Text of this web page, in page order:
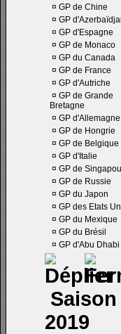
¤ GP de Chine
¤ GP
¤ GP d'Espagne
¤ GP de Monaco
¤ GP du Canada
¤ GP de France
¤ GP d'Autriche
¤ GP de Grande
Bretagne
¤ GP d'Allemagne
¤ GP de Hongrie
¤ GP de Belgique
¤ GP d'Italie
¤ GP de
¤ GP de Russie
¤ GP du Japon
¤ GP des Etats
¤ GP du Mexique
¤ GP du Brésil
¤ GP d'Abu Dhabi
Saison
2019